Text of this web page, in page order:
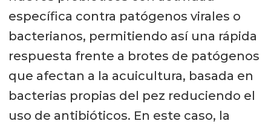
específica contra patógenos virales o
bacterianos, permitiendo así una rápida
respuesta frente a brotes de patógenos
que afectan a la acuicultura, basada en
bacterias propias del pez reduciendo el
uso de antibióticos. En este caso, la